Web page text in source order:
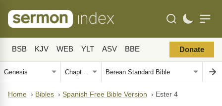
BSB KJV WEB YLT ASV BBE Donate
Home › Bibles › Spanish Free Bible Version › Ester 4